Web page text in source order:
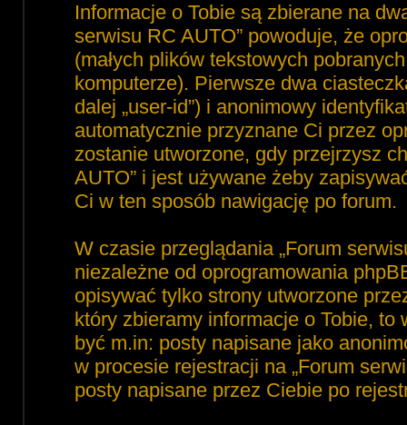
Informacje o Tobie są zbierane na
serwisu RC AUTO” powoduje, że
(małych plików tekstowych
komputerze). Pierwsze dwa
dalej „user-id”) i anonimowy
automatycznie przyznane Ci przez
zostanie utworzone, gdy przejrzysz
AUTO” i jest używane żeby
Ci w ten sposób nawigację po forum.
W czasie przeglądania „Forum
niezależne od oprogramowania
opisywać tylko strony utworzone
który zbieramy informacje o Tobie, to
być m.in: posty napisane jako
w procesie rejestracji na „Forum
posty napisane przez Ciebie po